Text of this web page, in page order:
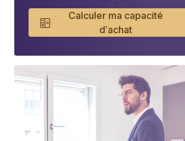
Calculer ma capacité
d’achat